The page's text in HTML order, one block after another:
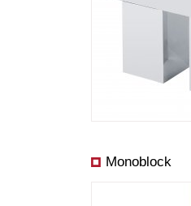
Monoblock